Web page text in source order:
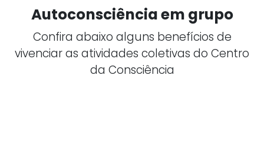
Autoconsciência em grupo
Confira abaixo alguns benefícios de
vivenciar as atividades coletivas do Centro
da Consciência